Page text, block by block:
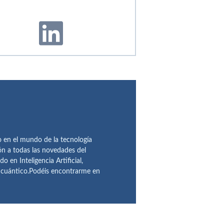
en el mundo de la tecnología
a todas las novedades del
en Inteligencia Artificial,
encontrarme en